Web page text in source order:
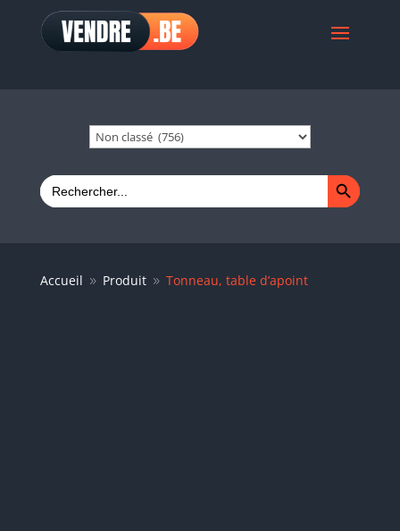
Search
for:
Search Button
Accueil 9 Produit 9 Tonneau, table d’apoint